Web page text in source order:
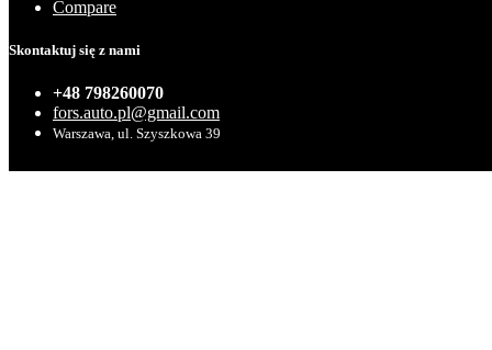
Compare
Skontaktuj się z nami
+48 798260070
fors.auto.pl@gmail.com
Warszawa, ul. Szyszkowa 39